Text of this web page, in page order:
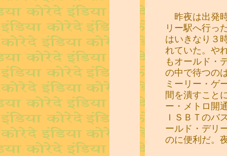
昨夜は出発
リー駅へ行っ
はいきなり３
れていた。や
もオールド・
の中で待つの
ミーリー・ゲ
間を潰すこと
ー・メトロ開
ＩＳＢＴのバ
ールド・デリ
のに便利だ。